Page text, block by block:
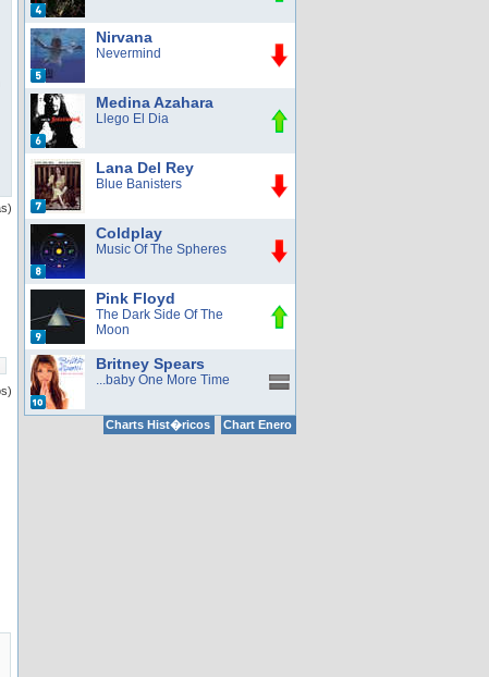
Nirvana
Nevermind
Medina Azahara
Llego El Dia
Lana Del Rey
Blue Banisters
Coldplay
Music Of The Spheres
Pink Floyd
The Dark Side Of The
Moon
Britney Spears
...baby One More Time
Charts Hist�ricos Chart Enero